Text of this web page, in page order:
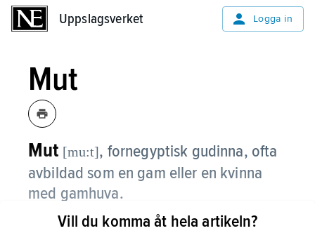
Uppslagsverket Logga in
Mut
Mut [mu:t], fornegyptisk gudinna, ofta
avbildad som en gam eller en kvinna
med gamhuva.
Det egyptiska ordet
Vill du komma åt hela artikeln?